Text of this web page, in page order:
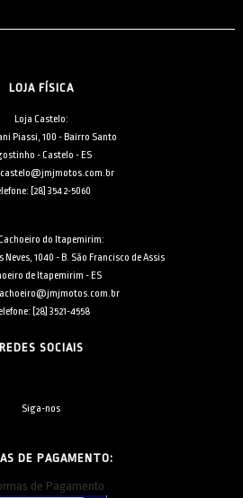
LOJA FÍSICA
Loja Castelo:
Piassi, 100 - Bairro Santo
- Castelo - ES
[28] 3542-5060
do Itapemirim:
Neves, 1040 - B. São Francisco de Assis
de Itapemirim - ES
[28] 3521-4558
REDES SOCIAIS
Siga-nos
DE PAGAMENTO: